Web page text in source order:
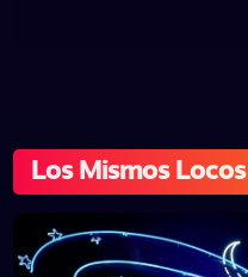
Los Mismos Locos